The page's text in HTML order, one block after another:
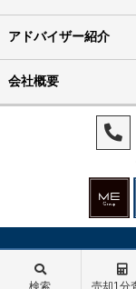
アドバイザー紹介
会社概要
検索 売却1分